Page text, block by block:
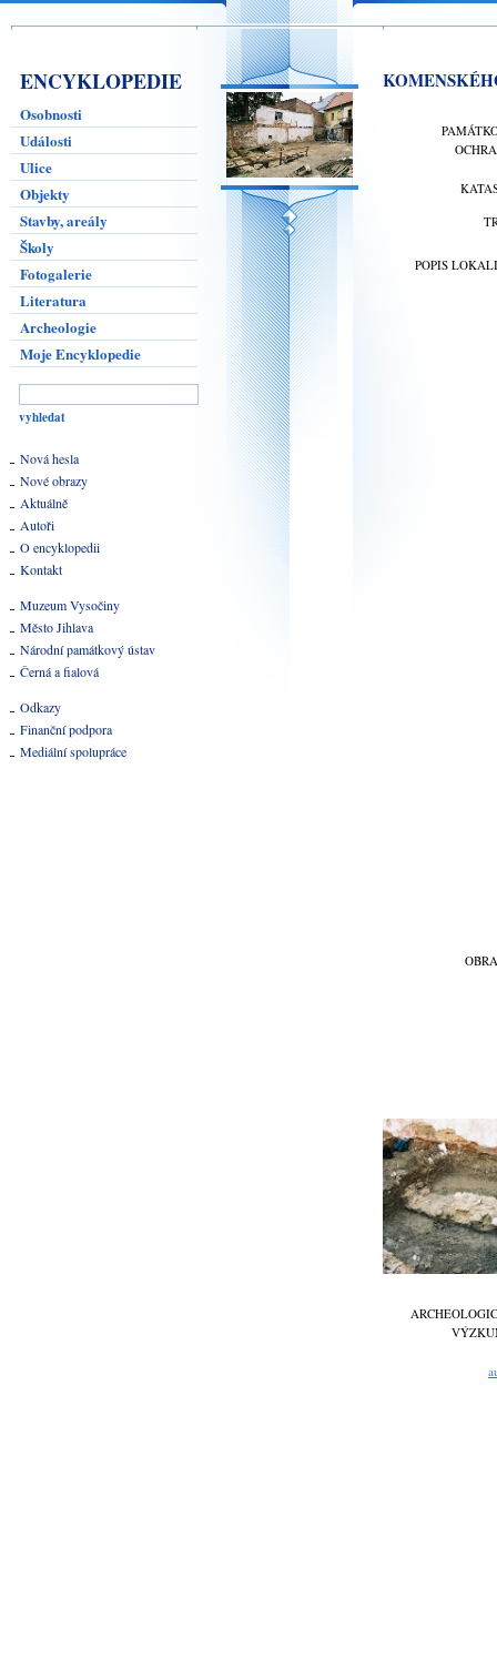
ENCYKLOPEDIE
Osobnosti
Události
Ulice
Objekty
Stavby, areály
Školy
Fotogalerie
Literatura
Archeologie
Moje Encyklopedie
Nová hesla
Nové obrazy
Aktuálně
Autoři
O encyklopedii
Kontakt
Muzeum Vysočiny
Město Jihlava
Národní památkový ústav
Černá a fialová
Odkazy
Finanční podpora
Mediální spolupráce
POPIS